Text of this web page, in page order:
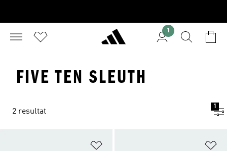
1
FIVE TEN SLEUTH
2 resultat
1